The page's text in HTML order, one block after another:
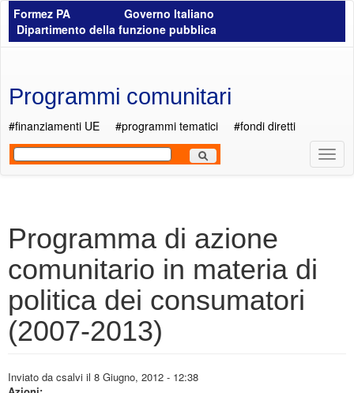
Salta al contenuto principale
Formez PA
Governo Italiano
Dipartimento della funzione pubblica
Programmi comunitari
#finanziamenti UE #programmi tematici
#fondi diretti
Menù
Programma di azione
comunitario in materia di
politica dei consumatori
(2007-2013)
Inviato da csalvi il 8 Giugno, 2012 - 12:38